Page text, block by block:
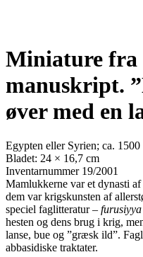
Miniature fra
manuskript.
øver med en
Egypten eller Syrien; ca. 1500
Bladet: 24 × 16,7 cm
Inventarnummer 19/2001
Mamlukkerne var et dynasti
dem var krigskunsten af
speciel faglitteratur – furusiyya
hesten og dens brug i krig,
lanse, bue og ”græsk ild”.
abbasidiske traktater.